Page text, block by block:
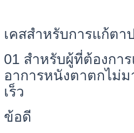
เคสสำหรับการแก้ตา
01 สำหรับผู้ที่ต้องกา
อาการหนังตาตกไม่
เร็ว
ข้อดี